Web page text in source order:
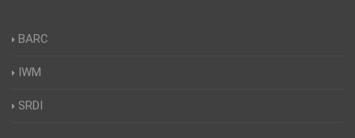
BARC
IWM
SRDI